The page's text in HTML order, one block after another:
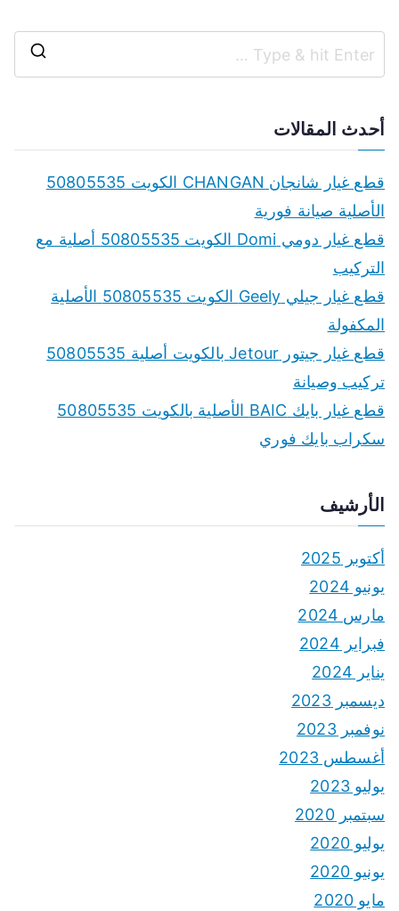
r
أحدث المقالات
قطع غيار شانجان CHANGAN الكويت 50805535
الأصلية صيانة فورية
قطع غيار دومي Domi الكويت 50805535 أصلية مع
التركيب
قطع غيار جيلي Geely الكويت 50805535 الأصلية
المكفولة
قطع غيار جيتور Jetour بالكويت أصلية 50805535
تركيب وصيانة
قطع غيار بايك BAIC الأصلية بالكويت 50805535
سكراب بايك فوري
الأرشيف
أكتوبر 2025
يونيو 2024
مارس 2024
فبراير 2024
يناير 2024
ديسمبر 2023
نوفمبر 2023
أغسطس 2023
يوليو 2023
سبتمبر 2020
يوليو 2020
يونيو 2020
مايو 2020